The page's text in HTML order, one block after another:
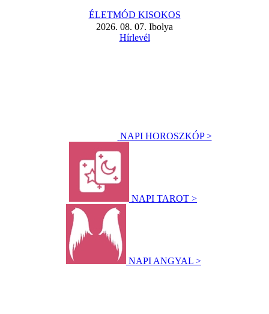
ÉLETMÓD KISOKOS
2026. 08. 07. Ibolya
Hírlevél
NAPI HOROSZKÓP >
NAPI TAROT >
NAPI ANGYAL >